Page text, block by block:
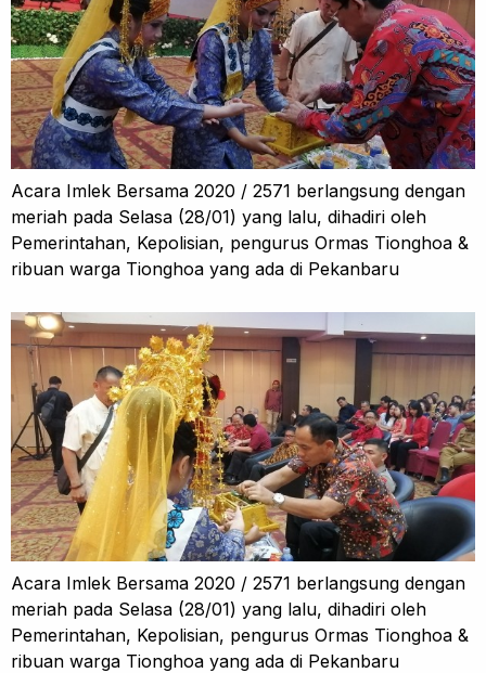
Acara Imlek Bersama 2020 / 2571 berlangsung dengan
meriah pada Selasa (28/01) yang lalu, dihadiri oleh
Pemerintahan, Kepolisian, pengurus Ormas Tionghoa &
ribuan warga Tionghoa yang ada di Pekanbaru
Acara Imlek Bersama 2020 / 2571 berlangsung dengan
meriah pada Selasa (28/01) yang lalu, dihadiri oleh
Pemerintahan, Kepolisian, pengurus Ormas Tionghoa &
ribuan warga Tionghoa yang ada di Pekanbaru